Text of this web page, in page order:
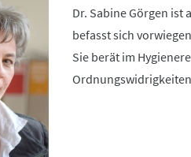
Dr. Sabine Görgen
befasst sich
Sie berät im